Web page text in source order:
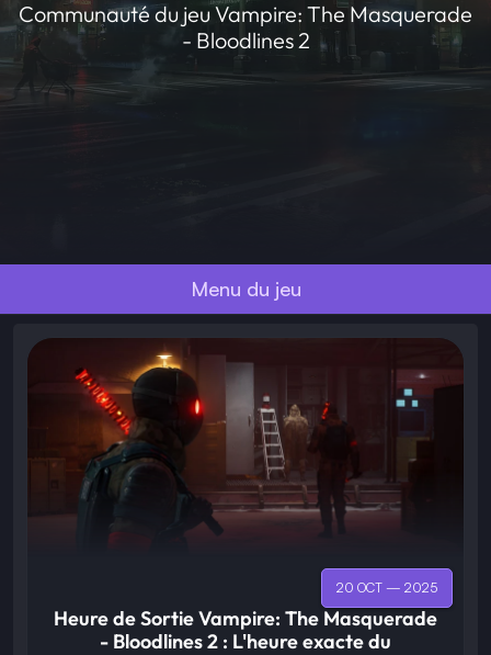
Communauté du jeu Vampire: The Masquerade
- Bloodlines 2
Menu du jeu
20 OCT — 2025
Heure de Sortie Vampire: The Masquerade
- Bloodlines 2 : L'heure exacte du